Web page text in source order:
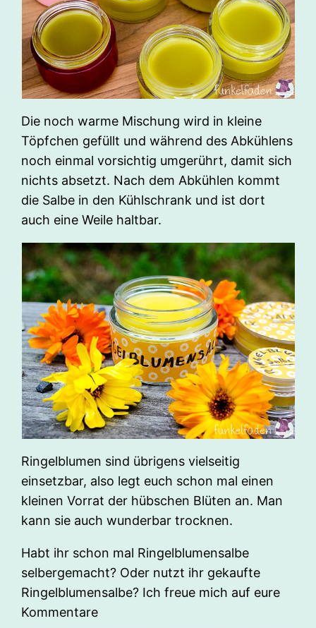
Die noch warme Mischung wird in kleine
Töpfchen gefüllt und während des Abkühlens
noch einmal vorsichtig umgerührt, damit sich
nichts absetzt. Nach dem Abkühlen kommt
die Salbe in den Kühlschrank und ist dort
auch eine Weile haltbar.
Ringelblumen sind übrigens vielseitig
einsetzbar, also legt euch schon mal einen
kleinen Vorrat der hübschen Blüten an. Man
kann sie auch wunderbar trocknen.
Habt ihr schon mal Ringelblumensalbe
selbergemacht? Oder nutzt ihr gekaufte
Ringelblumensalbe? Ich freue mich auf eure
Kommentare